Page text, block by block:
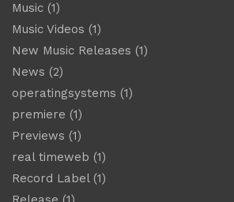
Music (1)
Music Videos (1)
New Music Releases (1)
News (2)
operatingsystems (1)
premiere (1)
Previews (1)
real timeweb (1)
Record Label(1)